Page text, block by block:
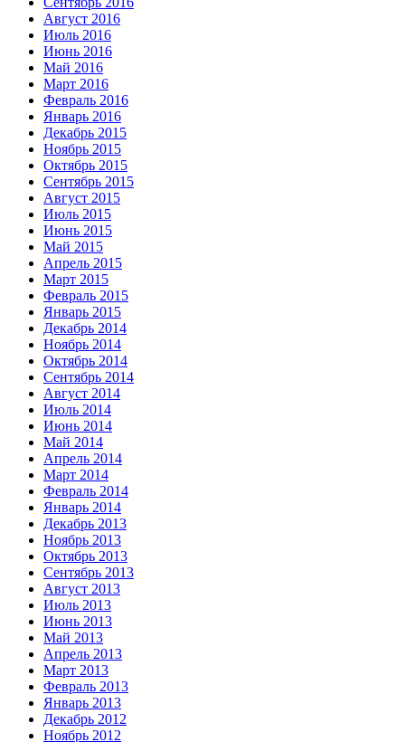
Август 2016
Июль 2016
Июнь 2016
Май 2016
Март 2016
Февраль 2016
Январь 2016
Декабрь 2015
Ноябрь 2015
Октябрь 2015
Сентябрь 2015
Август 2015
Июль 2015
Июнь 2015
Май 2015
Апрель 2015
Март 2015
Февраль 2015
Январь 2015
Декабрь 2014
Ноябрь 2014
Октябрь 2014
Сентябрь 2014
Август 2014
Июль 2014
Июнь 2014
Май 2014
Апрель 2014
Март 2014
Февраль 2014
Январь 2014
Декабрь 2013
Ноябрь 2013
Октябрь 2013
Сентябрь 2013
Август 2013
Июль 2013
Июнь 2013
Май 2013
Апрель 2013
Март 2013
Февраль 2013
Январь 2013
Декабрь 2012
Ноябрь 2012